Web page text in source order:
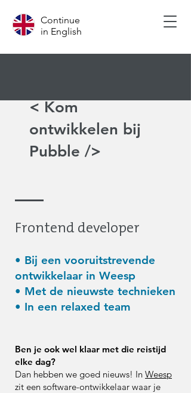
Continue
in English
< Kom
ontwikkelen bij
Pubble />
Frontend developer
• Bij een vooruitstrevende
ontwikkelaar in Weesp
• Met de nieuwste technieken
• In een relaxed team
Ben je ook wel klaar met die reistijd
elke dag?
Dan hebben we goed nieuws! In Weesp
zit een software-ontwikkelaar waar je